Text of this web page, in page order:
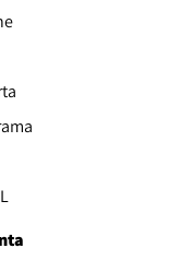
in new window
Opens in new window